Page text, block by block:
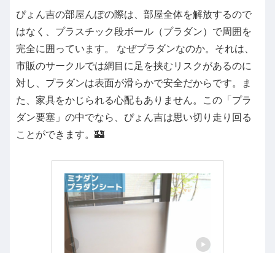
ぴょん吉の部屋んぽの際は、部屋全体を解放するので
はなく、プラスチック段ボール（プラダン）で周囲を
完全に囲っています。 なぜプラダンなのか。それは、
市販のサークルでは網目に足を挟むリスクがあるのに
対し、プラダンは表面が滑らかで安全だからです。ま
た、家具をかじられる心配もありません。この「プラ
ダン要塞」の中でなら、ぴょん吉は思い切り走り回る
ことができます。🏰